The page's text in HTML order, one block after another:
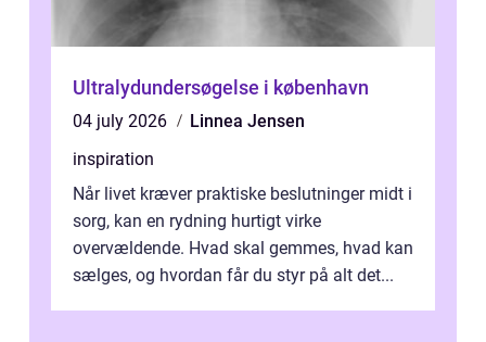
Ultralydundersøgelse i københavn
04 july 2026
Linnea Jensen
inspiration
Når livet kræver praktiske beslutninger midt i
sorg, kan en rydning hurtigt virke
overvældende. Hvad skal gemmes, hvad kan
sælges, og hvordan får du styr på alt det...